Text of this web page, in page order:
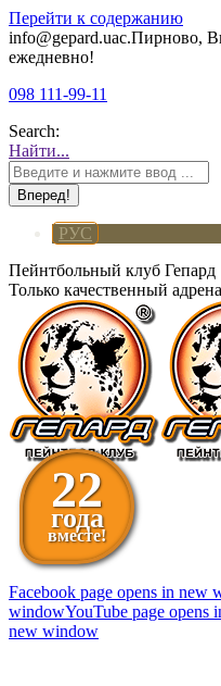
Перейти к содержанию
info@gepard.uaс.Пирново,
ежедневно!
098 111-99-11
Search:
Найти...
РУС
Пейнтбольный клуб Гепард
Только качественный
22
года
вместе!
Facebook page opens in new
windowYouTube page opens
new window